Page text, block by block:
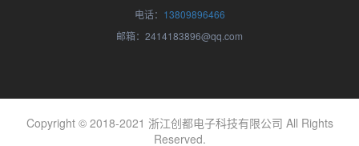
电话： 13809896466
邮箱：2414183896@qq.com
Copyright © 2018-2021 浙江创都电子科技有限公司 All Rights
Reserved.